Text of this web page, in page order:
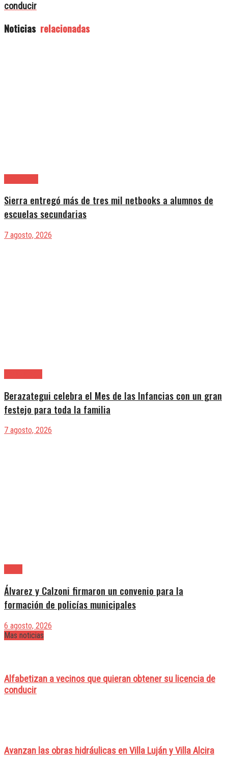
conducir
Noticias relacionadas
Sierra entregó más de tres mil netbooks a alumnos de
escuelas secundarias
7 agosto, 2026
Berazategui celebra el Mes de las Infancias con un gran
festejo para toda la familia
7 agosto, 2026
Álvarez y Calzoni firmaron un convenio para la
formación de policías municipales
6 agosto, 2026
Mas noticias
Alfabetizan a vecinos que quieran obtener su licencia de
conducir
Avanzan las obras hidráulicas en Villa Luján y Villa Alcira